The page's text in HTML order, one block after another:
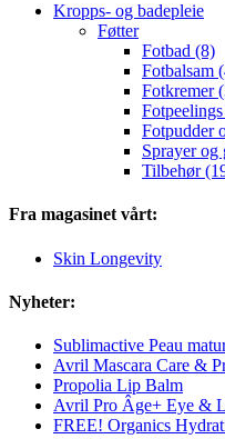
Kropps- og badepleie
Føtter
Fotbad (8)
Fotbalsam
Fotkremer
Fotpudder
Sprayer og
Tilbehør
Fra magasinet vårt:
Skin Longevity
Nyheter:
Sublimactive Peau
Avril Mascara Care &
Propolia Lip Balm
Avril Pro Âge+ Eye &
FREE! Organics